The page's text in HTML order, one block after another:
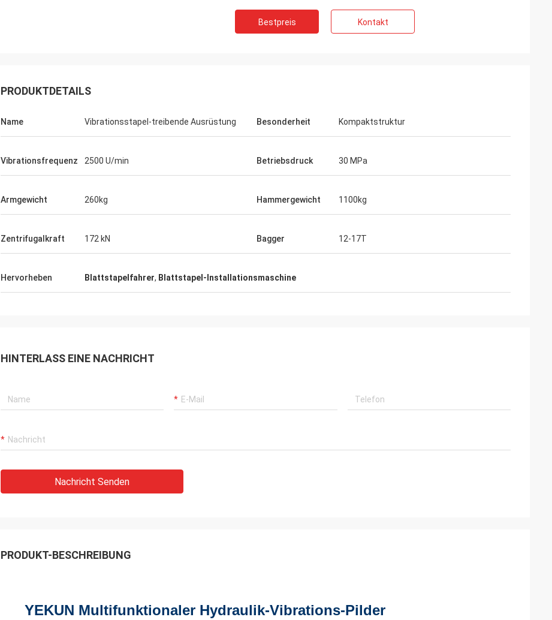
Bestpreis Kontakt
PRODUKTDETAILS
Name Vibrationsstapel-treibende Ausrüstung Besonderheit Kompaktstruktur
Vibrationsfrequenz 2500 U/min Betriebsdruck 30 MPa
Armgewicht 260kg Hammergewicht 1100kg
Zentrifugalkraft 172 kN Bagger 12-17T
Hervorheben Blattstapelfahrer, Blattstapel-Installationsmaschine
HINTERLASS EINE NACHRICHT
Nachricht Senden
PRODUKT-BESCHREIBUNG
YEKUN Multifunktionaler Hydraulik-Vibrations-Pilder